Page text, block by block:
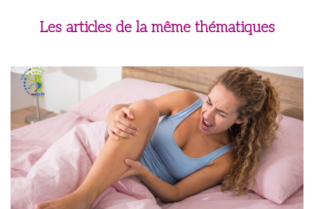
Les articles de la même thématiques